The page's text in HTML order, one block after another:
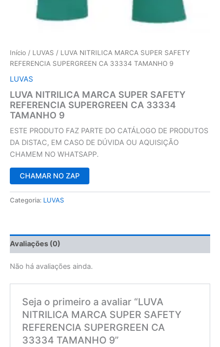
Início / LUVAS / LUVA NITRILICA MARCA SUPER SAFETY
REFERENCIA SUPERGREEN CA 33334 TAMANHO 9
LUVAS
LUVA NITRILICA MARCA SUPER SAFETY
REFERENCIA SUPERGREEN CA 33334
TAMANHO 9
ESTE PRODUTO FAZ PARTE DO CATÁLOGO DE PRODUTOS
DA DISTAC, EM CASO DE DÚVIDA OU AQUISIÇÃO
CHAMEM NO WHATSAPP.
CHAMAR NO ZAP
Categoria: LUVAS
Avaliações (0)
Não há avaliações ainda.
Seja o primeiro a avaliar “LUVA
NITRILICA MARCA SUPER SAFETY
REFERENCIA SUPERGREEN CA
33334 TAMANHO 9”